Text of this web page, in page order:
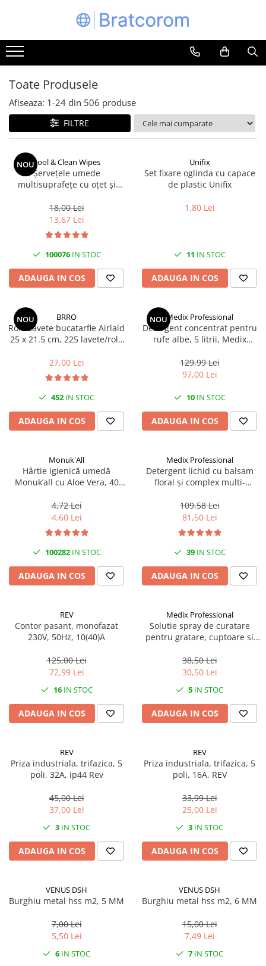
Toate Produsele
Articole animale
Adapatoare animale
Hrana pentru animale
Hrana pentru caini
Hrana pentru pisici
Auto
Bucatarii de vara Tuozi
Articole ambalare
Articole bucatarie
Articole mobila
Articole organizare
Articole Sportive
Cutii postale
Electronice si electrocasnice
Incalzire si racire
Usi si porti
Constructii
Accesorii gips carton
Accesorii gresie si faianta
Accesorii pentru faianta, gresie si
Accesorii polizare si slefuire
Accesorii vopsire si tencuire
Materiale electrice
Sanitare
Sarma constructii
Sfoara si franghii
Suruburi, dibluri si accesorii
Corpuri de iluminat
Aplice si plafoniere
Lustre si pendule
Spoturi
Lampi de veghe copii
Proiectoare
Veioze si lampi
Accesorii decorative
Caciuli
Instalatii de Craciun
Lumanari si candele
Suporturi lumanari
Curatenie
Toate Produsele
Afiseaza: 1-24 din 506 produse
FILTRE
NOUCool & Clean Wipes
Șervețele umede
multisuprafețe cu oțet și
Clean
18,00 Lei
13,67 Lei
100076IN STOC
ADAUGA IN COS
Unifix
Set fixare oglinda cu capace
de plastic Unifix
1,80 Lei
11 IN STOC
ADAUGA IN COS
NOU BRRO
Rola Lavete bucatarfie Airlaid
25 x 21.5 cm, 225 lavete/rola
27,00 Lei
452 IN STOC
ADAUGA IN COS
NOUMedix Professional
Detergent concentrat pentru
rufe albe, 5 litrii, Medix
129,99 Lei
97,00 Lei
10IN STOC
ADAUGA IN COS
Monuk'All
Hârtie igienică umedă
Monuk’all cu Aloe Vera, 40
alcool
4,72 Lei
4,60 Lei
100282IN STOC
ADAUGA IN COS
Medix Professional
Detergent lichid cu balsam
floral și complex multi-
Professional
109,58 Lei
81,50 Lei
39IN STOC
ADAUGA IN COS
REV
Contor pasant, monofazat
230V, 50Hz, 10(40)A
125,00 Lei
72,99 Lei
16IN STOC
ADAUGA IN COS
Medix Professional
Solutie spray de curatare
pentru gratare, cuptoare si
Professional
38,50 Lei
30,50 Lei
5 IN STOC
ADAUGA IN COS
REV
Priza industriala, trifazica, 5
poli, 32A, ip44 Rev
45,00 Lei
37,00 Lei
3 IN STOC
ADAUGA IN COS
REV
Priza industriala, trifazica, 5
poli, 16A, REV
33,99 Lei
25,00 Lei
3 IN STOC
ADAUGA IN COS
VENUS DSH
Burghiu metal hss m2, 5 MM
7,00 Lei
5,50 Lei
6 IN STOC
VENUS DSH
Burghiu metal hss m2, 6 MM
15,00 Lei
7,49 Lei
7 IN STOC